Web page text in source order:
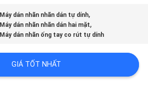
Máy dán nhãn nhãn dán tự dính,
Máy dán nhãn nhãn dán hai mặt,
Máy dán nhãn ống tay co rút tự dính
GIÁ TỐT NHẤT